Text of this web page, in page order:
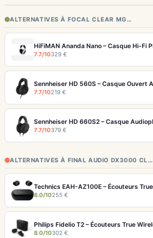
ALTERNATIVES À FOCAL CLEAR MG…
7.7/10329 €
7.7/10219 €
7.7/10379 €
ALTERNATIVES À FINAL AUDIO DX3000 CL…
8.0/10255 €
8.0/10302 €